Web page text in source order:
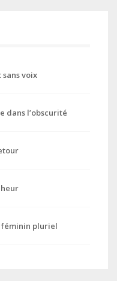
voix
dans l’obscurité
féminin pluriel